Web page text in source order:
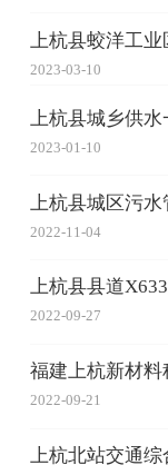
上杭县蛟洋工
2023-03-10
上杭县城乡供
2023-01-10
上杭县城区污
2022-11-04
上杭县县道
2022-09-27
福建上杭新材料
2022-09-21
上杭北站交通综